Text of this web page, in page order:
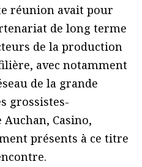
réunion avait pour
de long terme
de la production
avec notamment
de la grande
grossistes-
Casino,
présents à ce titre